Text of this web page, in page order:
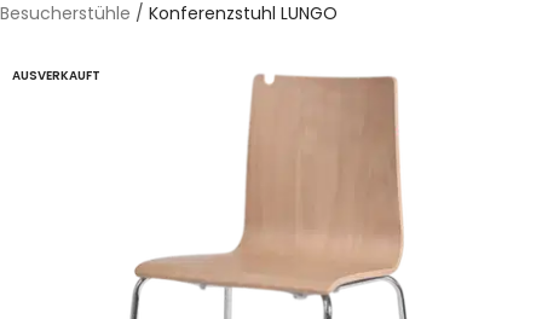
Besucherstühle / Konferenzstuhl LUNGO
AUSVERKAUFT